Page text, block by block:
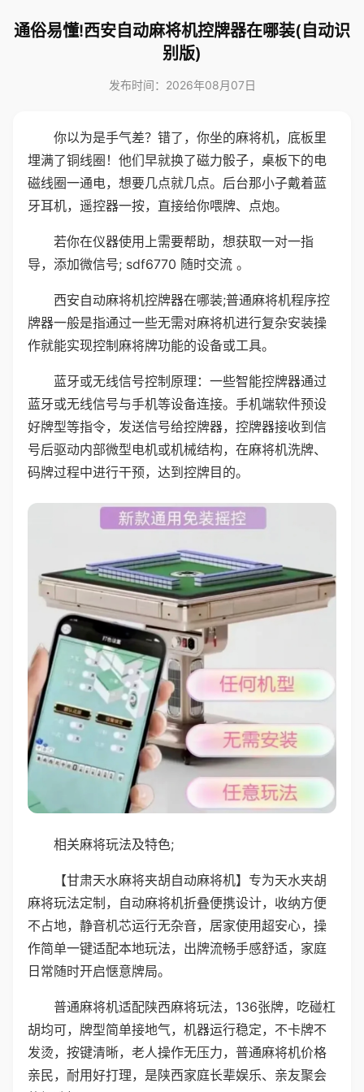
通俗易懂!西安自动麻将机控牌器在哪装(自动识
别版)
发布时间：2026年08月07日
你以为是手气差？错了，你坐的麻将机，底板里
埋满了铜线圈！他们早就换了磁力骰子，桌板下的电
磁线圈一通电，想要几点就几点。后台那小子戴着蓝
牙耳机，遥控器一按，直接给你喂牌、点炮。
若你在仪器使用上需要帮助，想获取一对一指
导，添加微信号; sdf6770 随时交流 。
西安自动麻将机控牌器在哪装;普通麻将机程序控
牌器一般是指通过一些无需对麻将机进行复杂安装操
作就能实现控制麻将牌功能的设备或工具。
蓝牙或无线信号控制原理：一些智能控牌器通过
蓝牙或无线信号与手机等设备连接。手机端软件预设
好牌型等指令，发送信号给控牌器，控牌器接收到信
号后驱动内部微型电机或机械结构，在麻将机洗牌、
码牌过程中进行干预，达到控牌目的。
相关麻将玩法及特色;
【甘肃天水麻将夹胡自动麻将机】专为天水夹胡
麻将玩法定制，自动麻将机折叠便携设计，收纳方便
不占地，静音机芯运行无杂音，居家使用超安心，操
作简单一键适配本地玩法，出牌流畅手感舒适，家庭
日常随时开启惬意牌局。
普通麻将机适配陕西麻将玩法，136张牌，吃碰杠
胡均可，牌型简单接地气，机器运行稳定，不卡牌不
发烫，按键清晰，老人操作无压力，普通麻将机价格
亲民，耐用好打理，是陕西家庭长辈娱乐、亲友聚会